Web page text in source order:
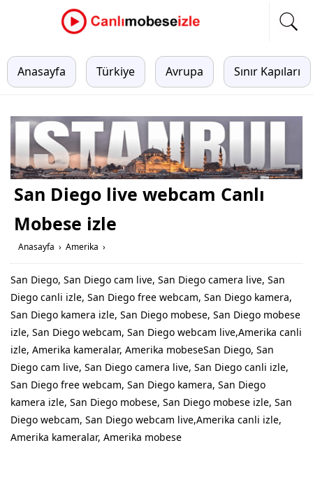
Anasayfa Türkiye Avrupa Sınır Kapıları
San Diego live webcam Canlı
Mobese izle
Anasayfa › Amerika ›
San Diego, San Diego cam live, San Diego camera live, San
Diego canli izle, San Diego free webcam, San Diego kamera,
San Diego kamera izle, San Diego mobese, San Diego mobese
izle, San Diego webcam, San Diego webcam live,Amerika canli
izle, Amerika kameralar, Amerika mobeseSan Diego, San
Diego cam live, San Diego camera live, San Diego canli izle,
San Diego free webcam, San Diego kamera, San Diego
kamera izle, San Diego mobese, San Diego mobese izle, San
Diego webcam, San Diego webcam live,Amerika canli izle,
Amerika kameralar, Amerika mobese